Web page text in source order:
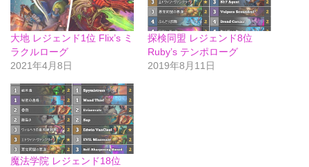
大地 レジェンド1位 Flix’s ミ
ラクルローグ
2021年4月8日
探検同盟 レジェンド8位
Ruby’s テンポローグ
2019年8月11日
魔法学院 レジェンド18位